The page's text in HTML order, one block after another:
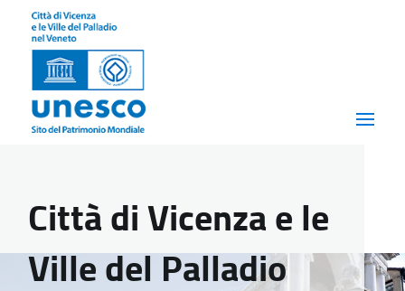
Città di Vicenza e le
Ville del Palladio